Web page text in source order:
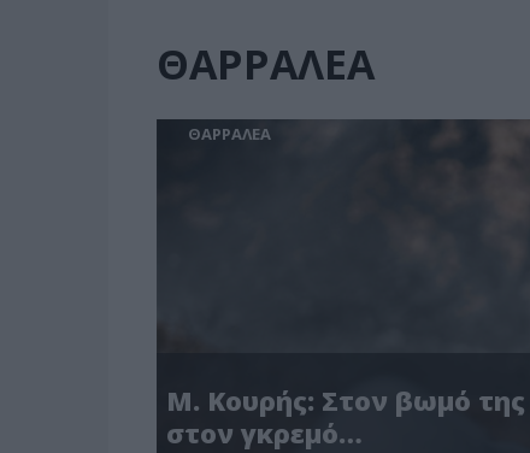
ΘΑΡΡΑΛΕΑ
ΘΑΡΡΑΛΕΑ
Μ. Κουρής: Στον βωμό
στον γκρεμό…